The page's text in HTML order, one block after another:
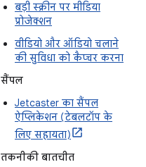
बड़ी स्क्रीन पर मीडिया
प्रोजेक्शन
वीडियो और ऑडियो चलाने
की सुविधा को कैप्चर करना
सैंपल
Jetcaster का सैंपल
ऐप्लिकेशन (टेबलटॉप के
लिए सहायता)
तकनीकी बातचीत